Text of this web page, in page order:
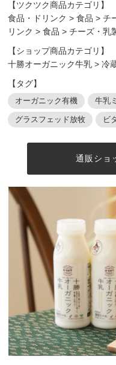
【ツクツク商品カテゴリ】
食品・ドリンク >食品 >チ
リンク >食品 >チーズ・乳
【ショップ商品カテゴリ】
十勝オーガニック牛乳 >冷
【タグ】
オーガニック有機 牛乳
グラスフェッド放牧 ビ
通販ショ